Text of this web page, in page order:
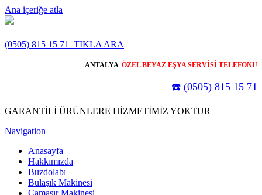
Ana içeriğe atla
(0505) 815 15 71 TIKLA ARA
ANTALYA ÖZEL BEYAZ EŞYA SERVİSİ TELEFONU
☎️ (0505) 815 15 71
GARANTİLİ ÜRÜNLERE HİZMETİMİZ YOKTUR
Navigation
Anasayfa
Hakkımızda
Buzdolabı
Bulaşık Makinesi